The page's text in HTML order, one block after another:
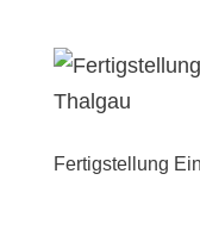
Fertigstellung